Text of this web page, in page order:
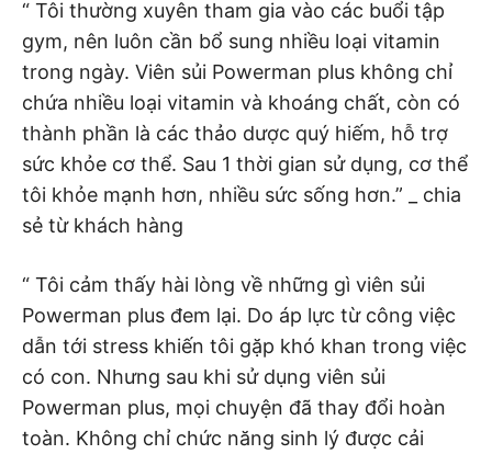
“ Tôi thường xuyên tham gia vào các buổi tập
gym, nên luôn cần bổ sung nhiều loại vitamin
trong ngày. Viên sủi Powerman plus không chỉ
chứa nhiều loại vitamin và khoáng chất, còn có
thành phần là các thảo dược quý hiếm, hỗ trợ
sức khỏe cơ thể. Sau 1 thời gian sử dụng, cơ thể
tôi khỏe mạnh hơn, nhiều sức sống hơn.” _ chia
sẻ từ khách hàng
“ Tôi cảm thấy hài lòng về những gì viên sủi
Powerman plus đem lại. Do áp lực từ công việc
dẫn tới stress khiến tôi gặp khó khan trong việc
có con. Nhưng sau khi sử dụng viên sủi
Powerman plus, mọi chuyện đã thay đổi hoàn
toàn. Không chỉ chức năng sinh lý được cải